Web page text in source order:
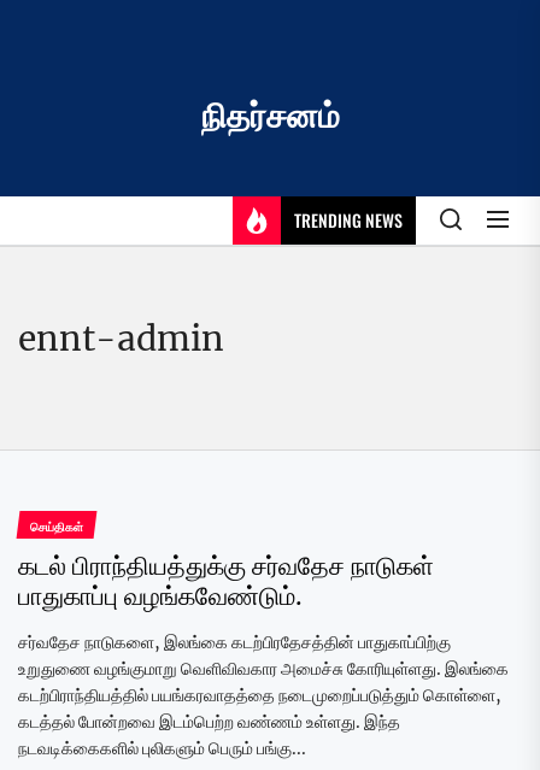
நிதர்சனம்
TRENDING NEWS
ennt-admin
செய்திகள்
கடல் பிராந்தியத்துக்கு சர்வதேச நாடுகள்
பாதுகாப்பு வழங்கவேண்டும்.
சர்வதேச நாடுகளை, இலங்கை கடற்பிரதேசத்தின் பாதுகாப்பிற்கு
உறுதுணை வழங்குமாறு வெளிவிவகார அமைச்சு கோரியுள்ளது. இலங்கை
கடற்பிராந்தியத்தில் பயங்கரவாதத்தை நடைமுறைப்படுத்தும் கொள்ளை,
கடத்தல் போன்றவை இடம்பெற்ற வண்ணம் உள்ளது. இந்த
நடவடிக்கைகளில் புலிகளும் பெரும் பங்கு...